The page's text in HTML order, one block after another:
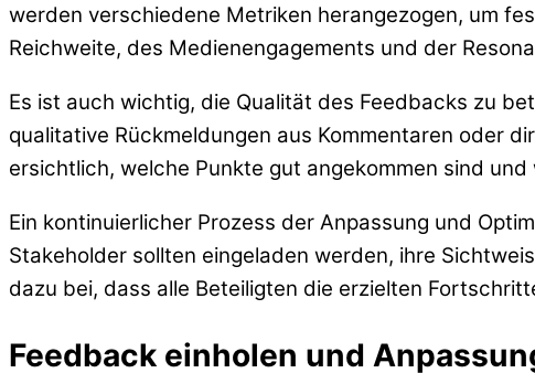
werden verschiedene Metriken herangezogen, um
Reichweite, des Medienengagements und der
Es ist auch wichtig, die Qualität des Feedbacks zu
qualitative Rückmeldungen aus Kommentaren oder
ersichtlich, welche Punkte gut angekommen sind
Ein kontinuierlicher Prozess der Anpassung und
Stakeholder sollten eingeladen werden, ihre
dazu bei, dass alle Beteiligten die erzielten
Feedback einholen und